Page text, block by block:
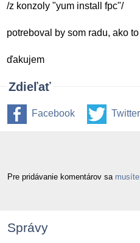
/z konzoly "yum install fpc"/
potreboval by som radu, ako
ďakujem
Zdieľať
Facebook Twitter
Pre pridávanie komentárov sa
Správy